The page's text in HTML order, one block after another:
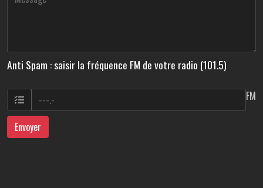
Anti Spam : saisir la fréquence FM de votre radio (101.5)
FM
Envoyer